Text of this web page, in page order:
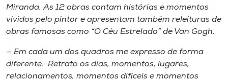
o idioma
Miranda. As 12 obras contam histórias e momentos
vividos pelo pintor e apresentam também releituras de
obras famosas como “O Céu Estrelado” de Van Gogh.
— Em cada um dos quadros me expresso de forma
diferente. Retrato os dias, momentos, lugares,
relacionamentos, momentos difíceis e momentos